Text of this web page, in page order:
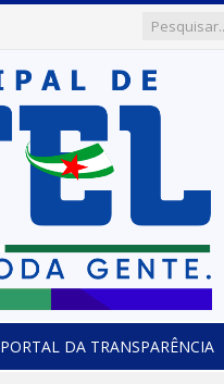
PORTAL DA TRANSPARÊNCIA